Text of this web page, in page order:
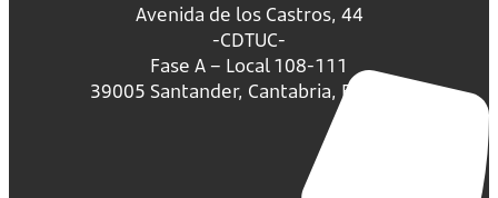
Avenida de los Castros, 44
-CDTUC-
Fase A – Local 108-111
39005 Santander, Cantabria, España.